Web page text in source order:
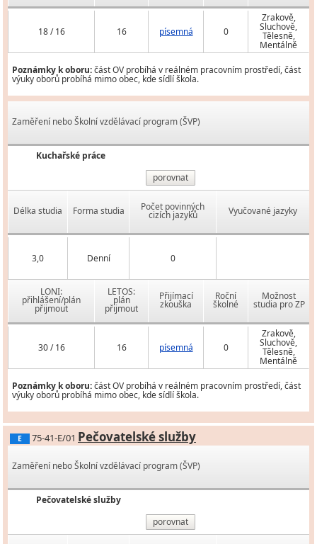
18 / 16 16 písemná 0
Zrakově,
Sluchově,
Tělesně,
Mentálně
Poznámky k oboru:část OV probíhá v reálném pracovním prostředí, část
výuky oborů probíhá mimo obec, kde sídlí škola.
Zaměření nebo Školní vzdělávací program (ŠVP)
Kuchařské práce
porovnat
Délka studia Forma studia Počet povinných
cizích jazyků Vyučované jazyky
3,0 Denní 0
LONI:
přihlášení/plán
přijmout
LETOS:
plán
přijmout
Přijímací
zkouška
Roční
školné
Možnost
studia pro ZP
30 / 16 16 písemná 0
Zrakově,
Sluchově,
Tělesně,
Mentálně
Poznámky k oboru:část OV probíhá v reálném pracovním prostředí, část
výuky oborů probíhá mimo obec, kde sídlí škola.
E 75-41-E/01 Pečovatelské služby
Zaměření nebo Školní vzdělávací program (ŠVP)
Pečovatelské služby
porovnat